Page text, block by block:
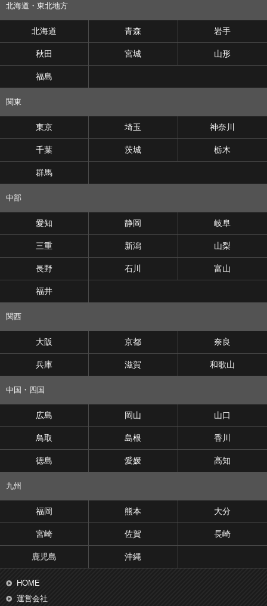
北海道・東北地方
北海道 青森 岩手
秋田 宮城 山形
福島
関東
東京 埼玉 神奈川
千葉 茨城 栃木
群馬
中部
愛知 静岡 岐阜
三重 新潟 山梨
長野 石川 富山
福井
関西
大阪 京都 奈良
兵庫 滋賀 和歌山
中国・四国
広島 岡山 山口
鳥取 島根 香川
徳島 愛媛 高知
九州
福岡 熊本 大分
宮崎 佐賀 長崎
鹿児島 沖縄
HOME
運営会社